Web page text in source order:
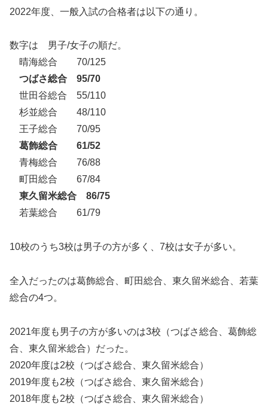
2022年度、一般入試の合格者は以下の通り。
数字は 男子/女子の順だ。
晴海総合 70/125
つばさ総合 95/70
世田谷総合 55/110
杉並総合 48/110
王子総合 70/95
葛飾総合 61/52
青梅総合 76/88
町田総合 67/84
東久留米総合 86/75
若葉総合 61/79
10校のうち3校は男子の方が多く、7校は女子が多い。
全入だったのは葛飾総合、町田総合、東久留米総合、若葉
総合の4つ。
2021年度も男子の方が多いのは3校（つばさ総合、葛飾総
合、東久留米総合）だった。
2020年度は2校（つばさ総合、東久留米総合）
2019年度も2校（つばさ総合、東久留米総合）
2018年度も2校（つばさ総合、東久留米総合）